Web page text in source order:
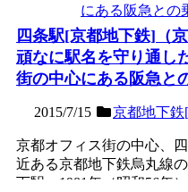
四条駅[京都地下鉄]（
頑なに駅名を守り通し
街の中心にある阪急と
2015/7/15 京都地下
京都オフィス街の中心、
近ある京都地下鉄烏丸線
下駅。1981年（昭和56年